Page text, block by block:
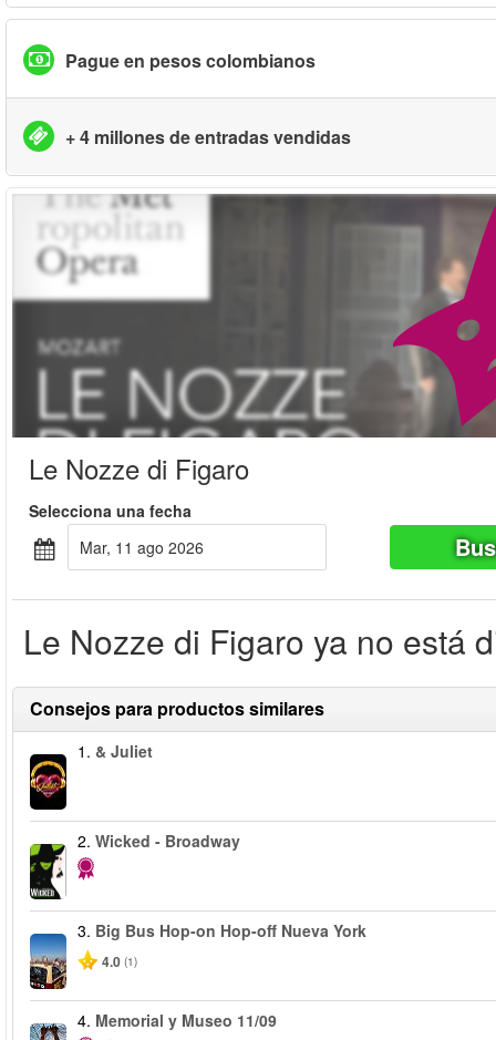
Pague en pesos colombianos
+ 4 millones de entradas vendidas
Le Nozze di Figaro
Selecciona una fecha
mar, 11 ago 2026
Le Nozze di Figaro ya no está
Consejos para productos similares
1. & Juliet
2. Wicked - Broadway
3. Big Bus Hop-on Hop-off Nueva York
4.0 (1)
4. Memorial y Museo 11/09